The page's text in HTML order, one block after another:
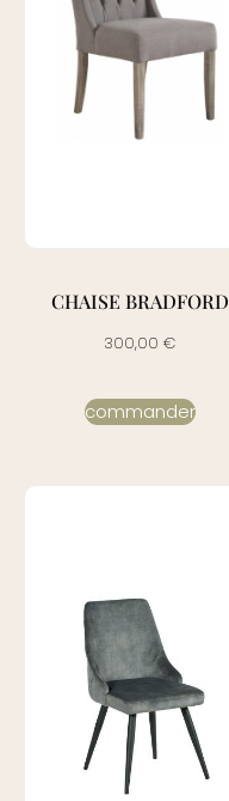
CHAISE BRADFORD
300,00 €
commander